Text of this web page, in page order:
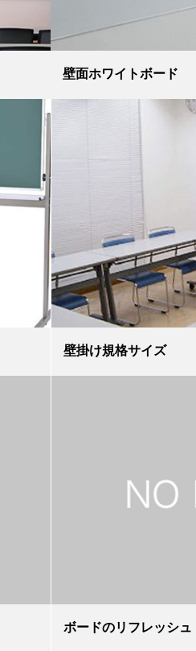
壁面ホワイトボード
壁掛け規格サイズ
ボードのリフレッシュ